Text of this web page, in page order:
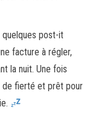
quelques post-it
facture à régler,
la nuit. Une fois
de fierté et prêt pour